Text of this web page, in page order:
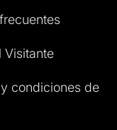
Visitante
condiciones de